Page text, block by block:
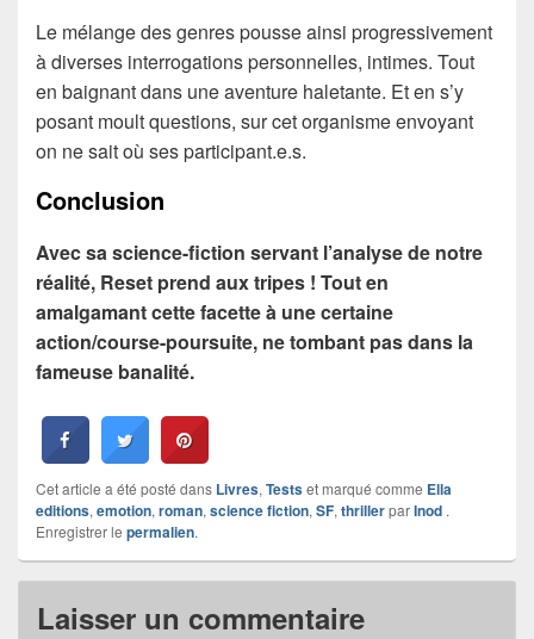
Le mélange des genres pousse ainsi progressivement
à diverses interrogations personnelles, intimes. Tout
en baignant dans une aventure haletante. Et en s’y
posant moult questions, sur cet organisme envoyant
on ne sait où ses participant.e.s.
Conclusion
Avec sa science-fiction servant l’analyse de notre
réalité, Reset prend aux tripes ! Tout en
amalgamant cette facette à une certaine
action/course-poursuite, ne tombant pas dans la
fameuse banalité.
Cet article a été posté dans Livres, Testset marqué comme Ella
editions, emotion, roman, science fiction, SF, thrillerparInod .
Enregistrer le permalien.
Laisser un commentaire